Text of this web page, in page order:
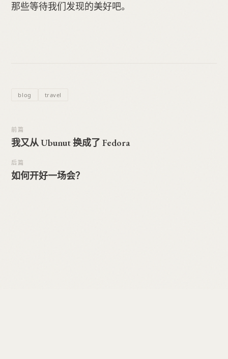
那些等待我们发现的美好吧。
blog travel
前篇
我又从 Ubunut 换成了 Fedora
后篇
如何开好一场会？